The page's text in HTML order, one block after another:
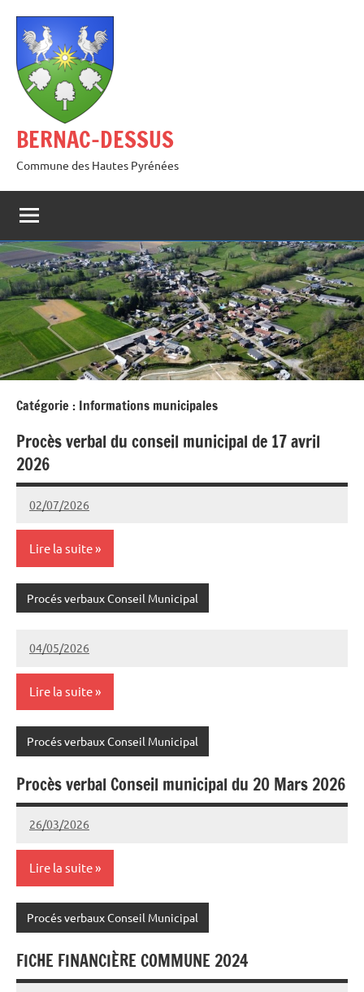
contenu
BERNAC-DESSUS
Commune des Hautes Pyrénées
Catégorie : Informations municipales
Procès verbal du conseil municipal de 17 avril
2026
02/07/2026
Joel
Cazedebat
Aucun
commentaire
Lire la suite
Procés verbaux Conseil Municipal
04/05/2026
Joel
Cazedebat
Aucun
commentaire
Lire la suite
Procés verbaux Conseil Municipal
Procès verbal Conseil municipal du 20 Mars 2026
26/03/2026
Joel
Cazedebat
Aucun
commentaire
Lire la suite
Procés verbaux Conseil Municipal
FICHE FINANCIÈRE COMMUNE 2024